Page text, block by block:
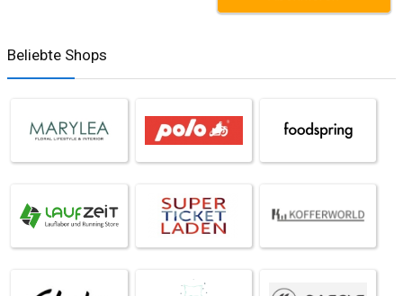
Beliebte Shops